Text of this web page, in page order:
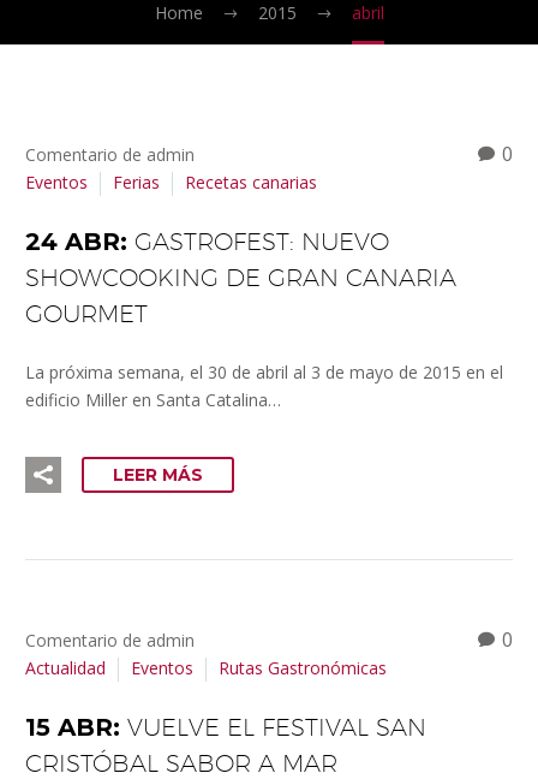
Home 2015 abril
0
Comentario de admin
Eventos
Ferias Recetas canarias
24 ABR: GASTROFEST: NUEVO
SHOWCOOKING DE GRAN CANARIA
GOURMET
La próxima semana, el 30 de abril al 3 de mayo de 2015 en el
edificio Miller en Santa Catalina…
LEER MÁS
0
Comentario de admin
Actualidad
Eventos Rutas Gastronómicas
15 ABR: VUELVE EL FESTIVAL SAN
CRISTÓBAL SABOR A MAR